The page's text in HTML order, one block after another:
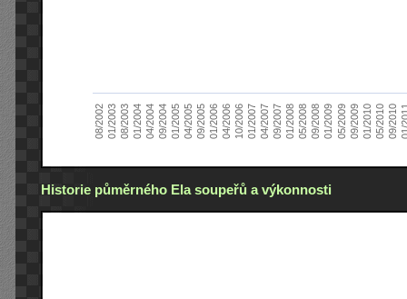
08/200201/200308/200301/200404/200409/200401/200504/200509/200501/200604/200610/200601/200704/200709/200701/200805/200809/200801/200905/200909/200901/201005/201009/2010
Historie půměrného Ela soupeřů a výkonnosti